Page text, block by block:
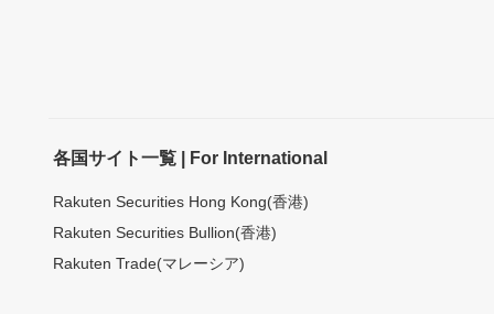
各国サイト一覧 | For International
Rakuten Securities Hong Kong(香港)
Rakuten Securities Bullion(香港)
Rakuten Trade(マレーシア)